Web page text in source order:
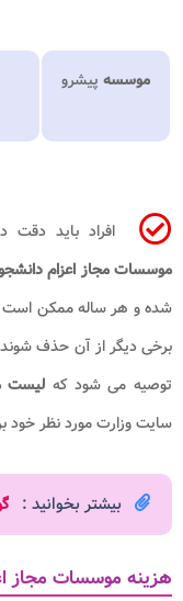
موسسه پیشرو
افراد باید دقت
موسسات مجاز اعزام
شده و هر ساله ممکن است
برخی دیگر از آن حذف
توصیه می شود که لیست
سایت وزارت مورد نظر خود
بیشتر بخوانید :
هزینه موسسات مجاز